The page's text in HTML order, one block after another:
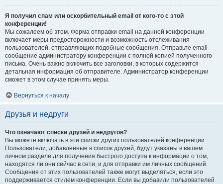
Я получил спам или оскорбительный email от кого-то с этой
конференции!
Мы сожалеем об этом. Форма отправки email на данной конференции
включает меры предосторожности и возможность отслеживания
пользователей, отправляющих подобные сообщения. Отправьте email-
сообщение администратору конференции с полной копией полученного
письма. Очень важно включить все заголовки, в которых содержится
детальная информация об отправителе. Администратор конференции
сможет в этом случае принять меры.
Вернуться к началу
Друзья и недруги
Что означают списки друзей и недругов?
Вы можете включать в эти списки других пользователей конференции.
Пользователи, добавленные в список друзей, будут указаны в вашем
личном разделе для получения быстрого доступа к информации о том,
находятся ли они сейчас в сети, и для отправки им личных сообщений.
Сообщения от этих пользователей также могут выделяться, если это
поддерживается стилем конференции. Если вы добавили пользователей